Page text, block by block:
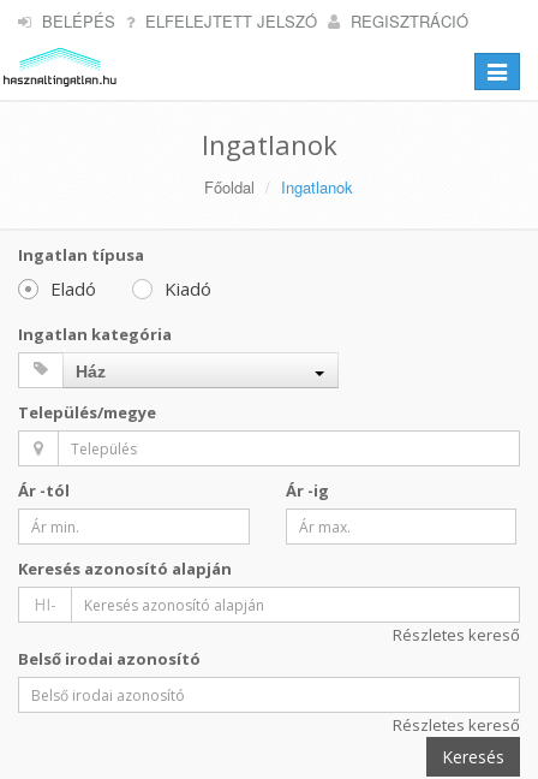
BELÉPÉS ELFELEJTETT JELSZÓ REGISZTRÁCIÓ
Toggle
Ingatlanok
Főoldal Ingatlanok
Ingatlan típusa
Eladó Kiadó
Ingatlan kategória
Ház
Település/megye
Ár -tól Ár -ig
Keresés azonosító alapján
HI-
Részletes kereső
Belső irodai azonosító
Részletes kereső
Keresés